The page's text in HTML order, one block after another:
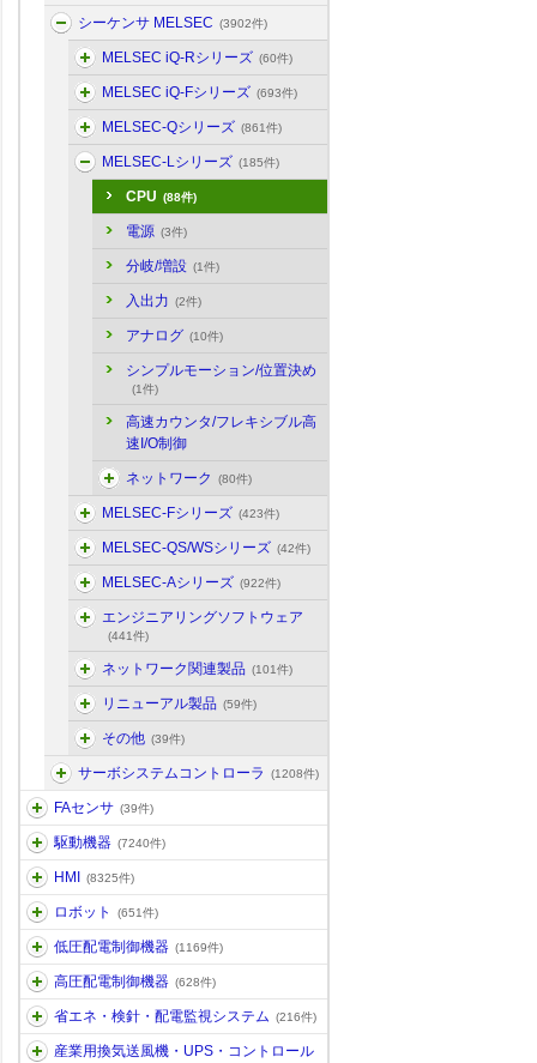
シーケンサ MELSEC (3902件)
MELSEC iQ-Rシリーズ (60件)
MELSEC iQ-Fシリーズ (693件)
MELSEC-Qシリーズ (861件)
MELSEC-Lシリーズ (185件)
CPU (88件)
電源 (3件)
分岐/増設 (1件)
入出力 (2件)
アナログ (10件)
シンプルモーション/位置決め
(1件)
高速カウンタ/フレキシブル高
速I/O制御
ネットワーク (80件)
MELSEC-Fシリーズ (423件)
MELSEC-QS/WSシリーズ (42件)
MELSEC-Aシリーズ (922件)
エンジニアリングソフトウェア
(441件)
ネットワーク関連製品 (101件)
リニューアル製品 (59件)
その他 (39件)
サーボシステムコントローラ (1208件)
FAセンサ (39件)
駆動機器 (7240件)
HMI (8325件)
ロボット (651件)
低圧配電制御機器 (1169件)
高圧配電制御機器 (628件)
省エネ・検針・配電監視システム (216件)
産業用換気送風機・UPS・コントロール